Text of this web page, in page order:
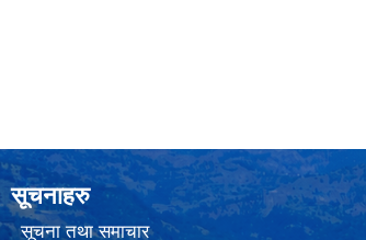
सूचनाहरु
सूचना तथा समाचार